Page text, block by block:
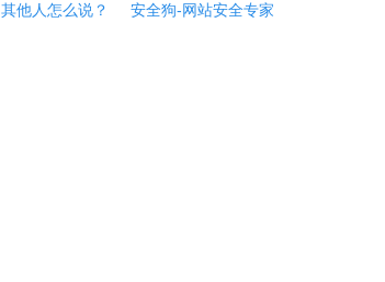
其他人怎么说？ 安全狗-网站安全专家